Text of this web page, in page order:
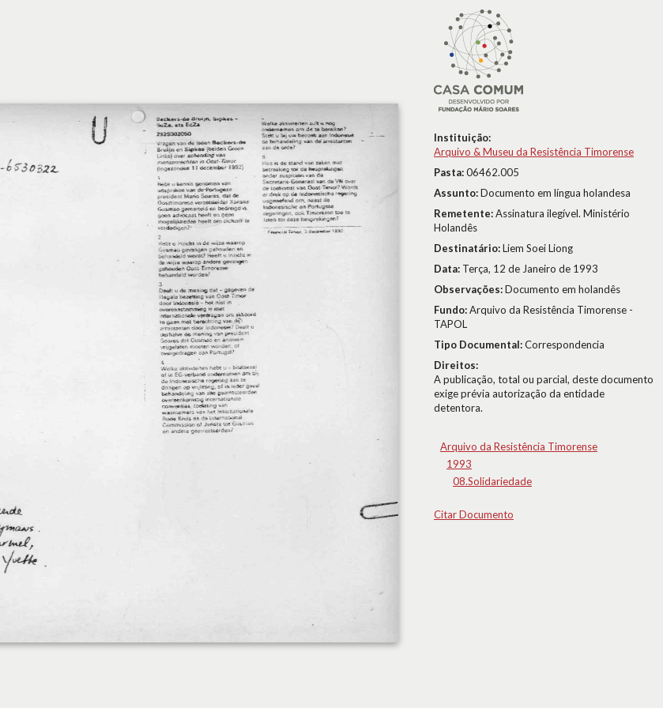
Instituição:
Arquivo & Museu da Resistência Timorense
Pasta:06462.005
Assunto:Documento em língua holandesa
Remetente:Assinatura ilegível. Ministério
Holandês
Destinatário:Liem Soei Liong
Data: Terça, 12 de Janeiro de 1993
Observações:Documento em holandês
Fundo:Arquivo da Resistência Timorense -
TAPOL
Tipo Documental:Correspondencia
Direitos:
A publicação, total ou parcial, deste documento
exige prévia autorização da entidade
detentora.
Arquivo da Resistência Timorense
1993
08.Solidariedade
Citar Documento